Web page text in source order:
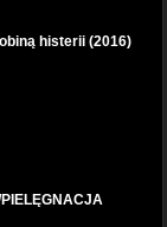
histerii (2016)